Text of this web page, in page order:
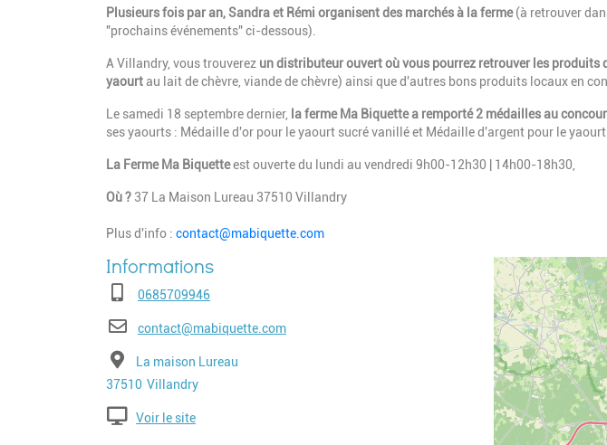
Plusieurs fois par an, Sandra et Rémi organisent des marchés à la ferme(à retrouver
"prochains événements" ci-dessous).
A Villandry, vous trouverez un distributeur ouvert où vous pourrez retrouver les produits
yaourtau lait de chèvre, viande de chèvre) ainsi que d'autres bons produits locaux en
Le samedi 18 septembre dernier, la ferme Ma Biquette a remporté 2 médailles au
ses yaourts : Médaille d'or pour le yaourt sucré vanillé et Médaille d'argent pour le yaourt
La Ferme Ma Biquetteest ouverte du lundi au vendredi 9h00-12h30 | 14h00-18h30,
Où ? 37 La Maison Lureau 37510 Villandry
Plus d'info : contact@mabiquette.com
Téléphone0685709946
E-mailcontact@mabiquette.com
AdresseLa maison Lureau
Code postal
37510 Ville
Villandry
Voir le site
Geolocalisation